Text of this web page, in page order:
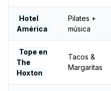
Hotel
América
Pilates +
música
Tope en
The
Hoxton
Tacos &
Margaritas